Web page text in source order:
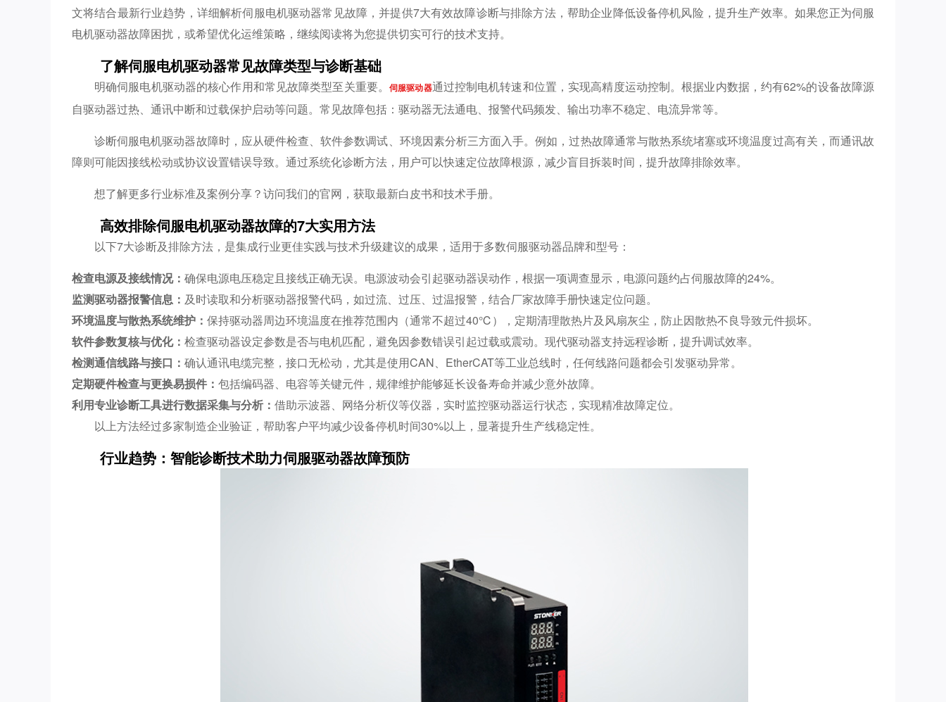
文将结合最新行业趋势，详细解析伺服电机驱动器常见故障，并提供7大有效故障诊断与排除方法，帮助企业降低设备停机风险，提升生产效率。如果您正为伺服
电机驱动器故障困扰，或希望优化运维策略，继续阅读将为您提供切实可行的技术支持。
了解伺服电机驱动器常见故障类型与诊断基础
明确伺服电机驱动器的核心作用和常见故障类型至关重要。伺服驱动器通过控制电机转速和位置，实现高精度运动控制。根据业内数据，约有62%的设备故障源
自驱动器过热、通讯中断和过载保护启动等问题。常见故障包括：驱动器无法通电、报警代码频发、输出功率不稳定、电流异常等。
诊断伺服电机驱动器故障时，应从硬件检查、软件参数调试、环境因素分析三方面入手。例如，过热故障通常与散热系统堵塞或环境温度过高有关，而通讯故
障则可能因接线松动或协议设置错误导致。通过系统化诊断方法，用户可以快速定位故障根源，减少盲目拆装时间，提升故障排除效率。
想了解更多行业标准及案例分享？访问我们的官网，获取最新白皮书和技术手册。
高效排除伺服电机驱动器故障的7大实用方法
以下7大诊断及排除方法，是集成行业更佳实践与技术升级建议的成果，适用于多数伺服驱动器品牌和型号：
检查电源及接线情况： 确保电源电压稳定且接线正确无误。电源波动会引起驱动器误动作，根据一项调查显示，电源问题约占伺服故障的24%。
监测驱动器报警信息： 及时读取和分析驱动器报警代码，如过流、过压、过温报警，结合厂家故障手册快速定位问题。
环境温度与散热系统维护： 保持驱动器周边环境温度在推荐范围内（通常不超过40℃），定期清理散热片及风扇灰尘，防止因散热不良导致元件损坏。
软件参数复核与优化： 检查驱动器设定参数是否与电机匹配，避免因参数错误引起过载或震动。现代驱动器支持远程诊断，提升调试效率。
检测通信线路与接口： 确认通讯电缆完整，接口无松动，尤其是使用CAN、EtherCAT等工业总线时，任何线路问题都会引发驱动异常。
定期硬件检查与更换易损件： 包括编码器、电容等关键元件，规律维护能够延长设备寿命并减少意外故障。
利用专业诊断工具进行数据采集与分析： 借助示波器、网络分析仪等仪器，实时监控驱动器运行状态，实现精准故障定位。
以上方法经过多家制造企业验证，帮助客户平均减少设备停机时间30%以上，显著提升生产线稳定性。
行业趋势：智能诊断技术助力伺服驱动器故障预防